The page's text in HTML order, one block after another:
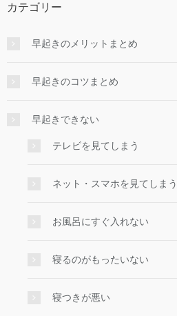
カテゴリー
早起きのメリットまとめ
早起きのコツまとめ
早起きできない
テレビを見てしまう
ネット・スマホを見てしまう
お風呂にすぐ入れない
寝るのがもったいない
寝つきが悪い